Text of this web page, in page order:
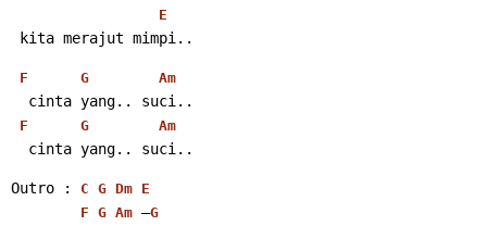
E
kita merajut mimpi..
F G Am
  cinta yang.. suci..
F G Am
  cinta yang.. suci..
Outro : C G Dm E
F G Am –G